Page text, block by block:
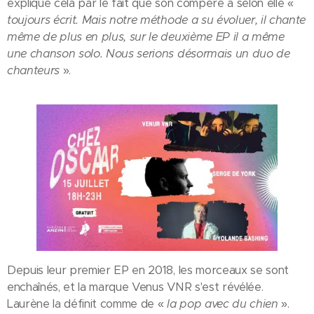
toujours écrit. Mais notre méthode a su évoluer, il chante
même de plus en plus, sur le deuxième EP il a même
une chanson solo. Nous serions désormais un duo de
chanteurs ».
Depuis leur premier EP en 2018, les morceaux se sont
enchaînés, et la marque Venus VNR s'est révélée.
Laurène la définit comme de «la pop avec du chien ».